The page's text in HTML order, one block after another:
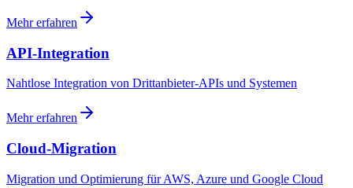
Mehr erfahren
API-Integration
Nahtlose Integration von Drittanbieter-APIs und Systemen
Mehr erfahren
Cloud-Migration
Migration und Optimierung für AWS, Azure und Google Cloud